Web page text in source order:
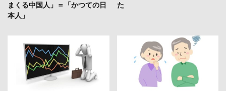
まくる中国人」＝「かつての日
本人」
た